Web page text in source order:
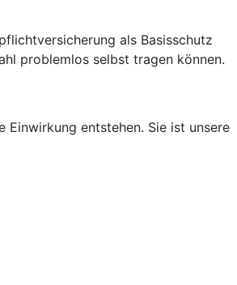
als Basisschutz
problemlos selbst tragen können.
entstehen. Sie ist unsere